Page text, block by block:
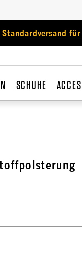
Standardversand
SCHUHE